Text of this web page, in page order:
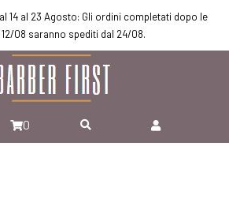
14 al 23 Agosto: Gli ordini completati dopo le
12/08 saranno spediti dal 24/08.
0